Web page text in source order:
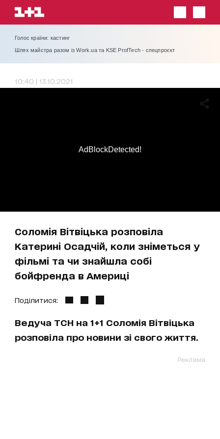
Голос країни: кастинг
Шлях майстра разом із Work.ua та KSE ProfTech - спецпроєкт
10:40 | 13.10.2021
Соломія Вітвіцька розповіла
Катерині Осадчій, коли зніметься у
фільмі та чи знайшла собі
бойфренда в Америці
AdBlockDetected!
Поділитися:
Ведуча ТСН на 1+1 Соломія Вітвіцька
розповіла про новини зі свого життя.
Реклама